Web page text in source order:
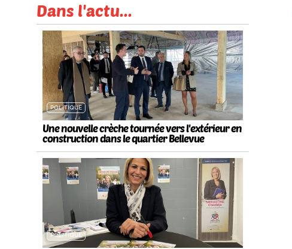
Dans l'actu...
POLITIQUE
Une nouvelle crèche tournée vers l'extérieur en
construction dans le quartier Bellevue
POLITIQUE